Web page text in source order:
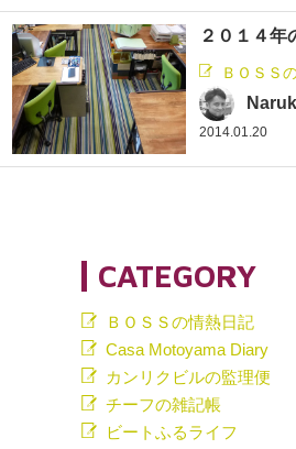
２０１４年
ＢＯＳＳ
2014.01.20
CATEGORY
ＢＯＳＳの情熱日記
Casa Motoyama Diary
カンリクビルの監理便
チーフの雑記帳
ビートふるライフ